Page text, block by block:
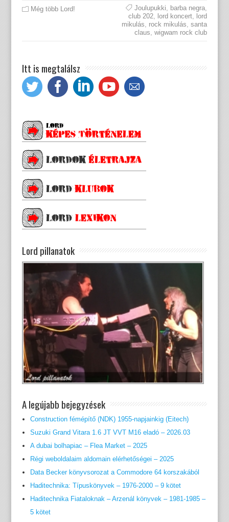
Még több Lord! Joulupukki, barba negra,
club 202, lord koncert, lord
mikulás, rock mikulás,santa
claus,wigwam rock club
Itt is megtalálsz
Lord pillanatok
A legújabb bejegyzések
Construction fémépítő (NDK) 1955-napjainkig (Eitech)
Suzuki Grand Vitara 1.6 JT VVT M16 eladó – 2026.03
A dubai bolhapiac – Flea Market – 2025
Régi weboldalaim aldomain elérhetőségei – 2025
Data Becker könyvsorozat a Commodore 64 korszakából
Haditechnika: Típuskönyvek – 1976-2000 – 9 kötet
Haditechnika Fiataloknak – Arzenál könyvek – 1981-1985 –
5 kötet